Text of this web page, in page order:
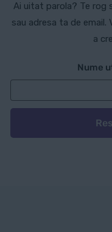
Ai uitat parola? Te rog
sau adresa ta de email.
a
Nume